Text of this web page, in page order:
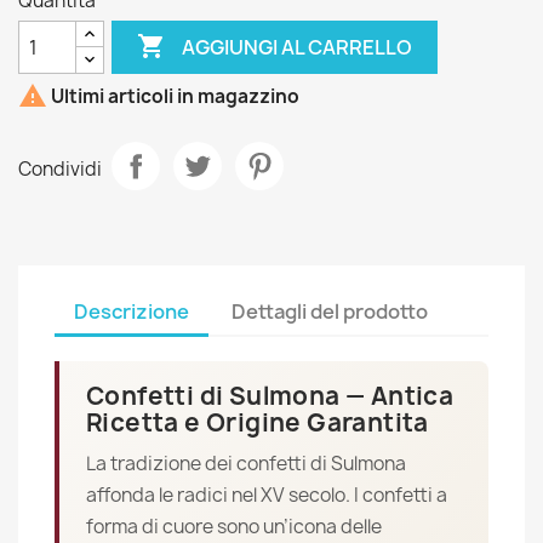
 AGGIUNGI AL CARRELLO
 Ultimi articoli in magazzino
Condividi
Descrizione Dettagli del prodotto
Confetti di Sulmona — Antica
Ricetta e Origine Garantita
La tradizione dei confetti di Sulmona
affonda le radici nel XV secolo. I confetti a
forma di cuore sono un’icona delle